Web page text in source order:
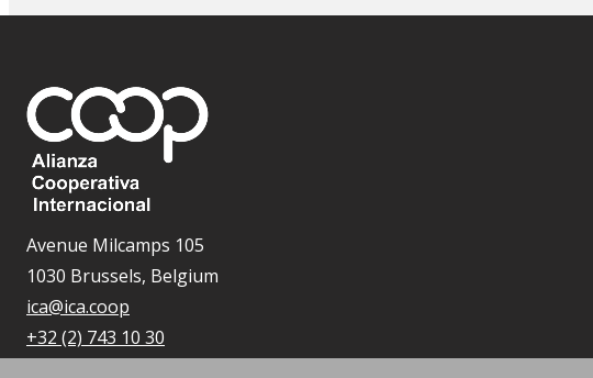
Avenue Milcamps 105
1030 Brussels, Belgium
ica@ica.coop
+32 (2) 743 10 30